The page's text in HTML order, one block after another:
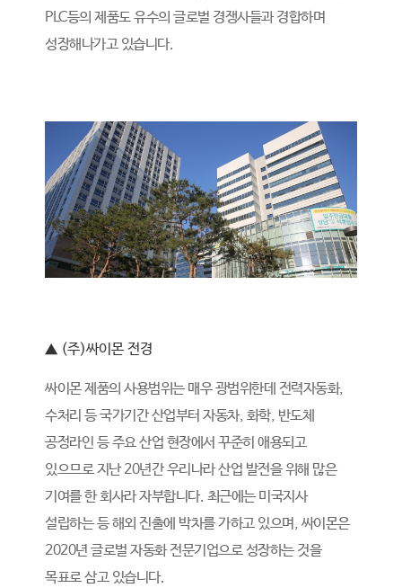
PLC등의 제품도 유수의 글로벌 경쟁사들과 경합하며
성장해나가고 있습니다.
▲ (주)싸이몬 전경
싸이몬 제품의 사용범위는 매우 광범위한데 전력자동화,
수처리 등 국가기간 산업부터 자동차, 화학, 반도체
공정라인 등 주요 산업 현장에서 꾸준히 애용되고
있으므로 지난 20년간 우리나라 산업 발전을 위해 많은
기여를 한 회사라 자부합니다. 최근에는 미국지사
설립하는 등 해외 진출에 박차를 가하고 있으며, 싸이몬은
2020년 글로벌 자동화 전문기업으로 성장하는 것을
목표로 삼고 있습니다.